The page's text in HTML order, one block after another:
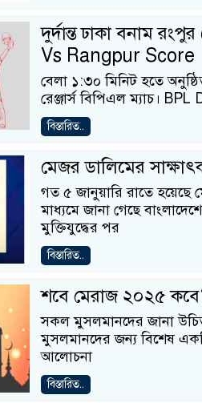
দুর্দান্ত ঢাকা বনাম
Vs Rangpur Score
বেলা ১:৩০ মিনিট হতে
রেঞ্জার্স বিপিএল ম্যাচ।
বিস্তারিত..
মেজর ডালিমের
গত ৫ জানুয়ারি রাতে হয়েছে
মাধ্যমে জানা গেছে
মুক্তিযুদ্ধের পর
বিস্তারিত..
শবে মেরাজ ২০২৫
সকল মুসলমানদের জানা
মুসলমানদের জন্য বিশেষ
আলোচনা
বিস্তারিত..